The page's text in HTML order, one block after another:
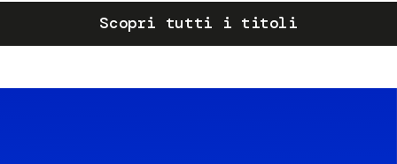
Scopri tutti i titoli